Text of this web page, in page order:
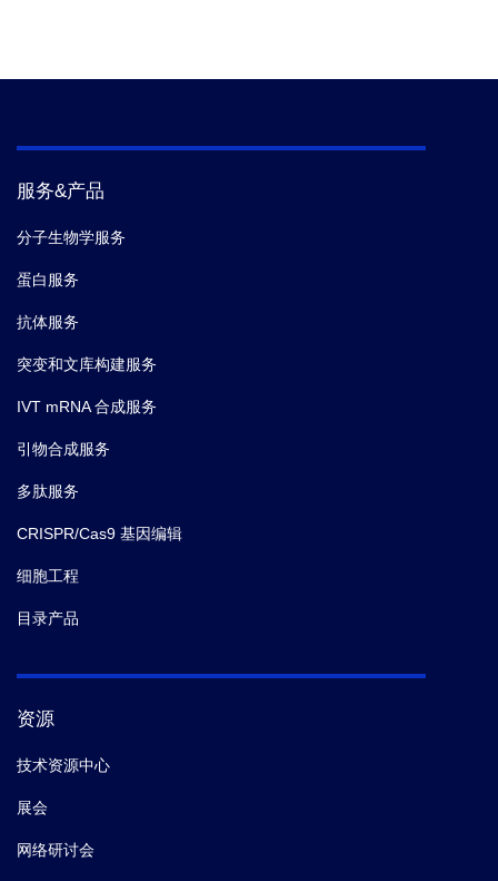
服务&产品
分子生物学服务
蛋白服务
抗体服务
突变和文库构建服务
IVT mRNA 合成服务
引物合成服务
多肽服务
CRISPR/Cas9 基因编辑
细胞工程
目录产品
资源
技术资源中心
展会
网络研讨会